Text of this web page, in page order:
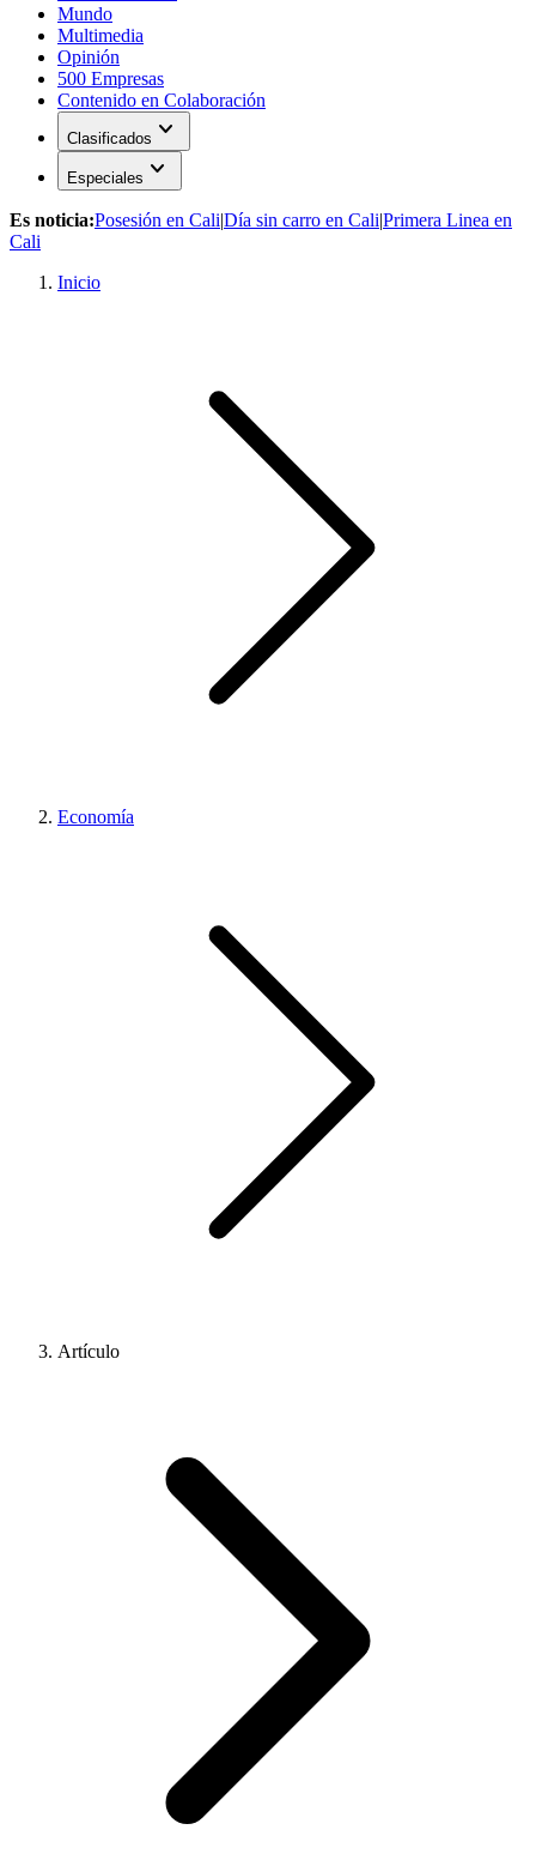
Mundo
Multimedia
Opinión
500 Empresas
Contenido en Colaboración
Clasificados expand_more
Especiales expand_more
Es noticia:Posesión en Cali|Día sin carro en Cali|Primera Linea en
Cali
Inicio
Economía
Artículo